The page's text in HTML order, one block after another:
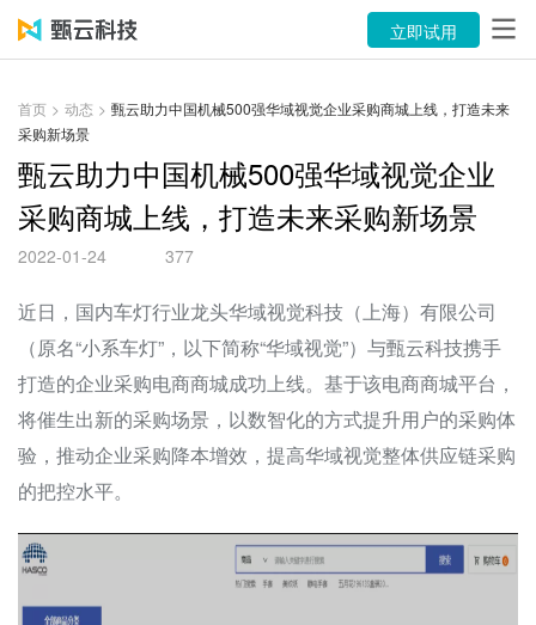
产品
资源中心
关于
语言
立即试用
售前咨询：400-116-6869
立即试用
首页 > 动态 > 甄云助力中国机械500强华域视觉企业采购商城上线，打造未来
采购新场景
甄云助力中国机械500强华域视觉企业
采购商城上线，打造未来采购新场景
2022-01-24 377
近日，国内车灯行业龙头华域视觉科技（上海）有限公司
（原名“小系车灯”，以下简称“华域视觉”）与甄云科技携手
打造的企业采购电商商城成功上线。基于该电商商城平台，
将催生出新的采购场景，以数智化的方式提升用户的采购体
验，推动企业采购降本增效，提高华域视觉整体供应链采购
的把控水平。